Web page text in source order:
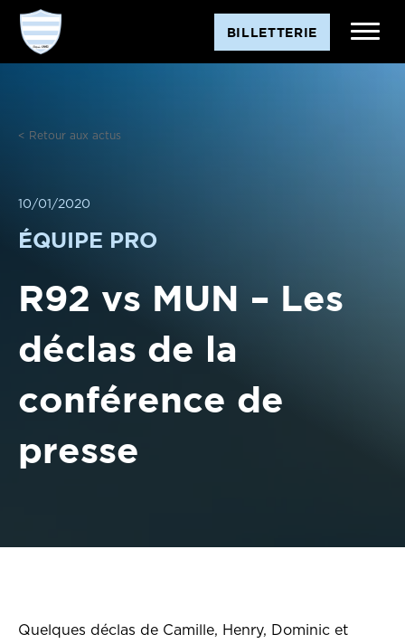
Aller
contenu
BILLETTERIE
< Retour aux actus
10/01/2020
ÉQUIPE PRO
R92 vs MUN – Les
déclas de la
conférence de
presse
Quelques déclas de Camille, Henry, Dominic et